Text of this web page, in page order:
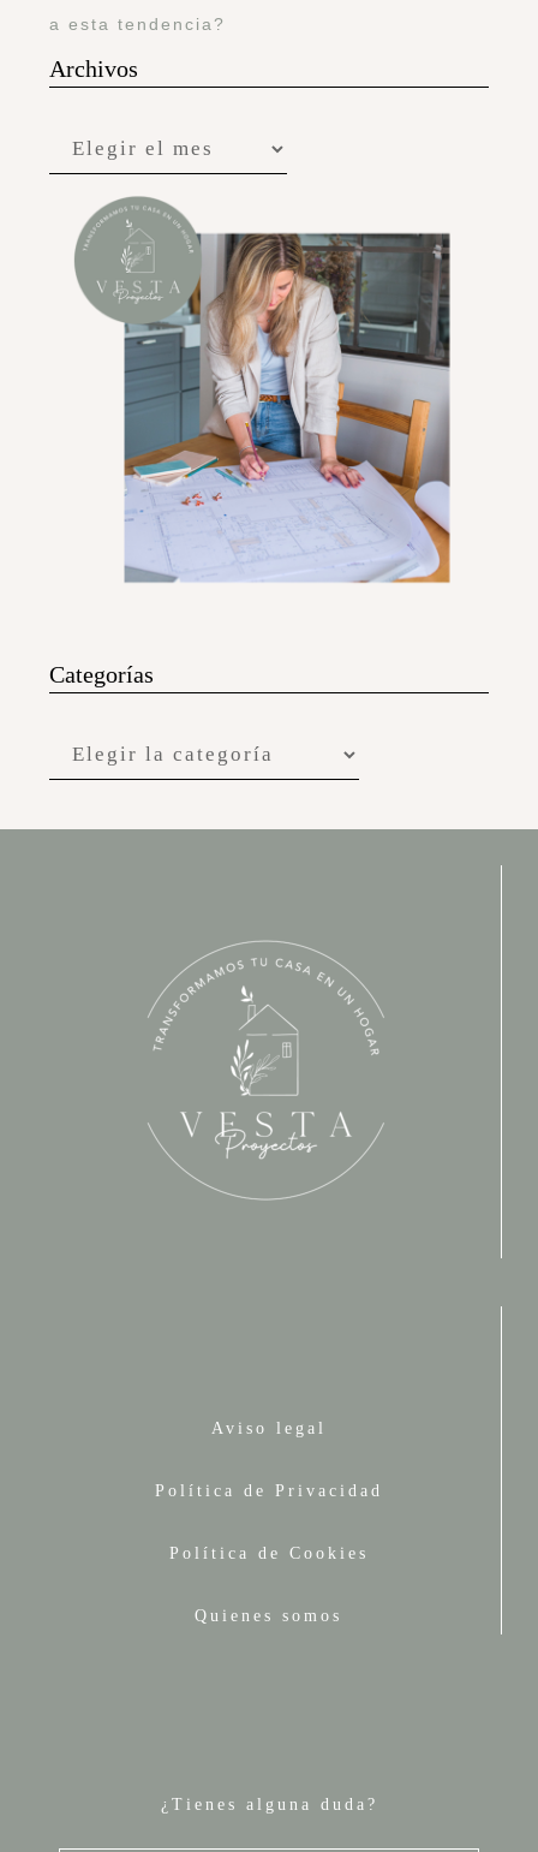
a esta tendencia?
Archivos
Categorías
Aviso legal
Política de Privacidad
Política de Cookies
Quienes somos
¿Tienes alguna duda?